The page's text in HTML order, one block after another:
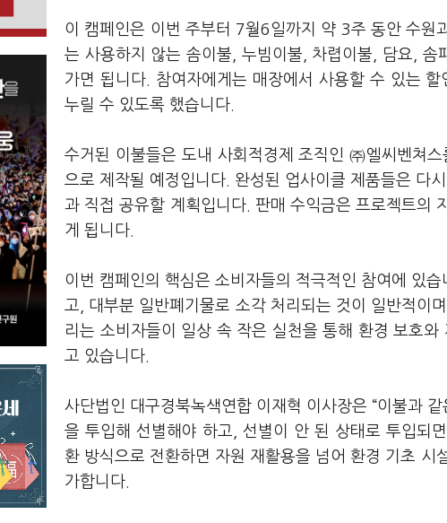
이 캠페인은 이번 주부터 7월6일까지 약 3주 동안 수
는 사용하지 않는 솜이불, 누빔이불, 차렵이불, 담요,
가면 됩니다. 참여자에게는 매장에서 사용할 수 있는
누릴 수 있도록 했습니다.
수거된 이불들은 도내 사회적경제 조직인 ㈜엘씨벤쳐
으로 제작될 예정입니다. 완성된 업사이클 제품들은 다
과 직접 공유할 계획입니다. 판매 수익금은 프로젝트의
게 됩니다.
이번 캠페인의 핵심은 소비자들의 적극적인 참여에 있
고, 대부분 일반폐기물로 소각 처리되는 것이 일반적이
리는 소비자들이 일상 속 작은 실천을 통해 환경 보호
고 있습니다.
사단법인 대구경북녹색연합 이재혁 이사장은 “이불과
을 투입해 선별해야 하고, 선별이 안 된 상태로 투입되
환 방식으로 전환하면 자원 재활용을 넘어 환경 기초 시
가합니다.